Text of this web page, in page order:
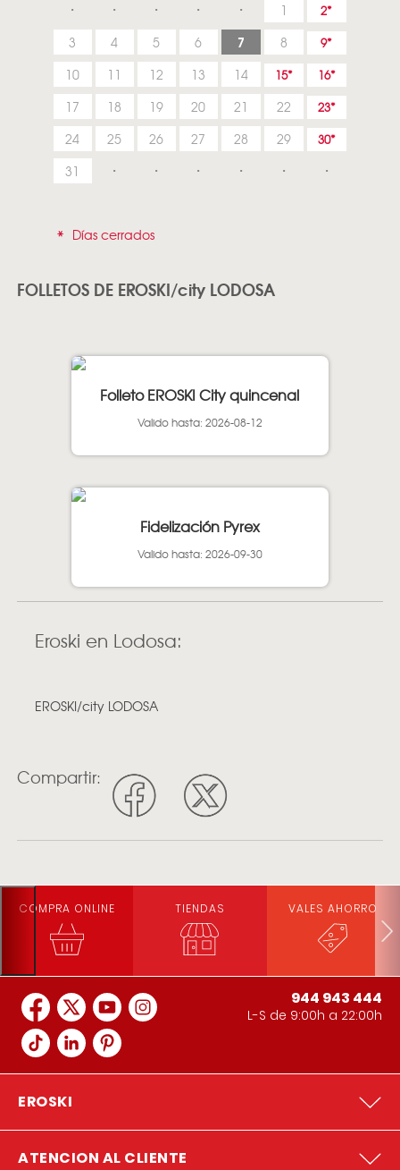
1 2
3 4 5 6 7 8 9
10 11 12 13 14 15 16
17 18 19 20 21 22 23
24 25 26 27 28 29 30
31
* Días cerrados
FOLLETOS DE EROSKI/city LODOSA
Folleto EROSKI City quincenal
Valido hasta: 2026-08-12
Fidelización Pyrex
Valido hasta: 2026-09-30
Eroski en Lodosa:
EROSKI/city LODOSA
Compartir:
COMPRA ONLINE TIENDAS VALES AHORRO
944 943 444
L-S de 9:00h a 22:00h
EROSKI
ATENCION AL CLIENTE